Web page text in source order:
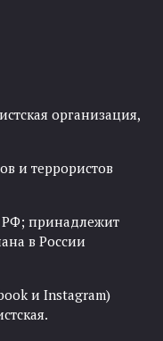
организация,
и террористов
РФ; принадлежит
в России
и Instagram)